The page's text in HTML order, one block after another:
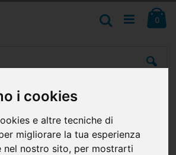
i cookies
e altre tecniche di
migliorare la tua esperienza
nel nostro sito, per mostrarti
0
Cerca